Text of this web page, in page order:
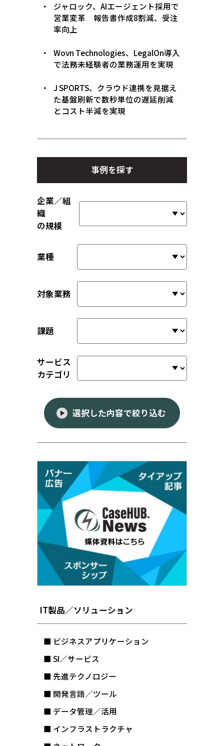
ジャロック、AIエージェント採用で
営業変革 報告書作成8割減、受注
率向上
Wovn Technologies、LegalOn導入
で法務未経験者の業務運用を実現
J SPORTS、クラウド連携を見据え
た基盤刷新で数秒単位の遅延削減
とコスト半減を実現
事例を探す
企業／組
織
の規模
業種
対象業務
課題
サービス
カテゴリ
選択した内容で絞り込む
IT製品／ソリューション
■ ビジネスアプリケーション
■ SI／サービス
■ 先進テクノロジー
■ 開発言語／ツール
■ データ管理／活用
■ インフラストラクチャ